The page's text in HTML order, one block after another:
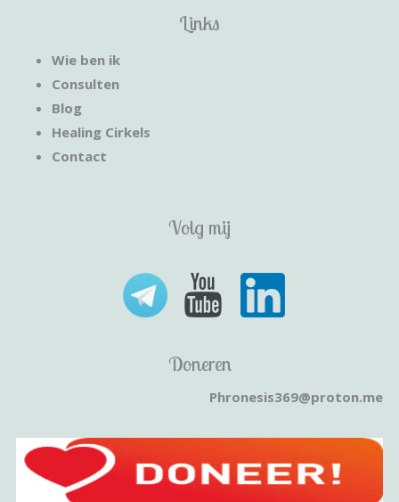
Links
Wie ben ik
Consulten
Blog
Healing Cirkels
Contact
Volg mij
Doneren
Phronesis369@proton.me